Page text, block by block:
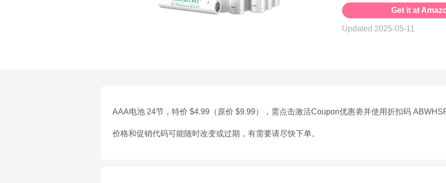
Get it at
Updated 2025-05-11
AAA电池 24节，特价 $4.99（原价 $9.99），需点击激活Coupon优惠劵并使用折扣码
价格和促销代码可能随时改变或过期，有需要请尽快下单。